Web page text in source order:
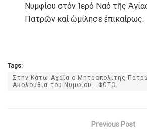
Νυμφίου στόν Ἱερό Ναό τῆς
Πατρῶν καί ὡμίλησε ἐπικαίρως.
Tags:
Στην Κάτω Αχαΐα ο Μητροπολίτης
Ακολουθία του Νυμφίου - ΦΩΤΟ
Previous Post